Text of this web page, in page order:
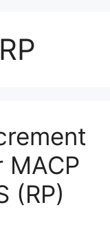
MACP
(RP)